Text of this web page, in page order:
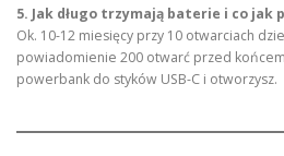
5. Jak długo trzymają baterie i co jak
Ok. 10-12 miesięcy przy 10 otwarciach
powiadomienie 200 otwarć przed
powerbank do styków USB-C i otworzysz.